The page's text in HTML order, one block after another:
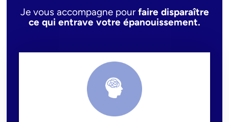
Je vous accompagne pourfaire disparaître
ce qui entrave votre épanouissement.